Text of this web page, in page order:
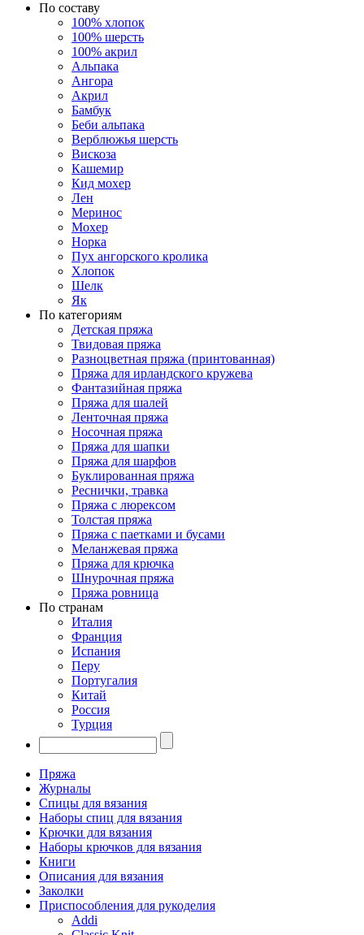
По составу
100% хлопок
100% шерсть
100% акрил
Альпака
Ангора
Акрил
Бамбук
Беби альпака
Верблюжья шерсть
Вискоза
Кашемир
Кид мохер
Лен
Меринос
Мохер
Норка
Пух ангорского кролика
Хлопок
Шелк
Як
По категориям
Детская пряжа
Твидовая пряжа
Разноцветная пряжа (принтованная)
Пряжа для ирландского кружева
Фантазийная пряжа
Пряжа для шалей
Ленточная пряжа
Носочная пряжа
Пряжа для шапки
Пряжа для шарфов
Буклированная пряжа
Реснички, травка
Пряжа с люрексом
Толстая пряжа
Пряжа с паетками и бусами
Меланжевая пряжа
Пряжа для крючка
Шнурочная пряжа
Пряжа ровница
По странам
Италия
Франция
Испания
Перу
Португалия
Китай
Россия
Турция
Пряжа
Журналы
Спицы для вязания
Наборы спиц для вязания
Крючки для вязания
Наборы крючков для вязания
Книги
Описания для вязания
Заколки
Приспособления для рукоделия
Addi